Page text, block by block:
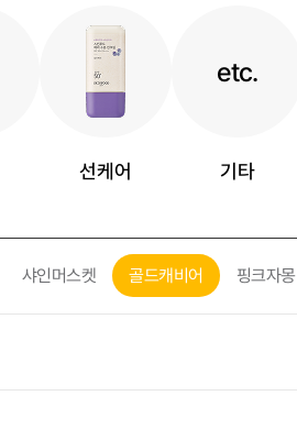
선케어
etc.
기타
샤인머스켓 골드캐비어 핑크자몽